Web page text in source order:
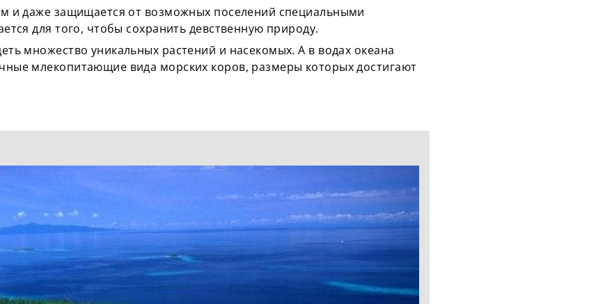
и даже защищается от возможных поселений специальными
для того, чтобы сохранить девственную природу.
множество уникальных растений и насекомых. А в водах океана
млекопитающие вида морских коров, размеры которых достигают